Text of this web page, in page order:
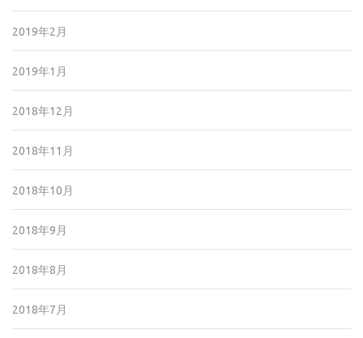
2019年2月
2019年1月
2018年12月
2018年11月
2018年10月
2018年9月
2018年8月
2018年7月